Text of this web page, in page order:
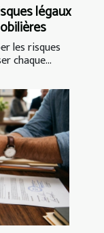
légaux
les risques
chaque...